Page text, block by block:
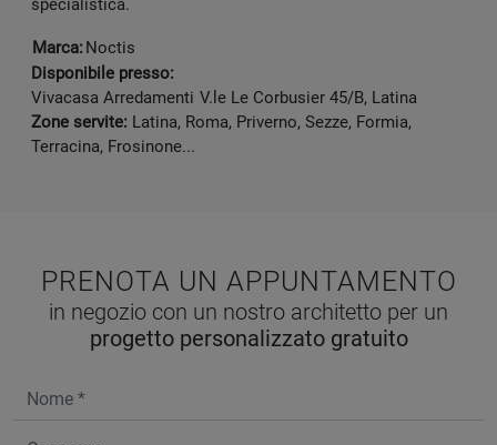
specialistica.
Marca:Noctis
Disponibile presso:
Vivacasa Arredamenti V.le Le Corbusier 45/B, Latina
Zone servite: Latina, Roma, Priverno, Sezze, Formia,
Terracina, Frosinone...
PRENOTA UN APPUNTAMENTO
in negozio con un nostro architetto per un
progetto personalizzato gratuito